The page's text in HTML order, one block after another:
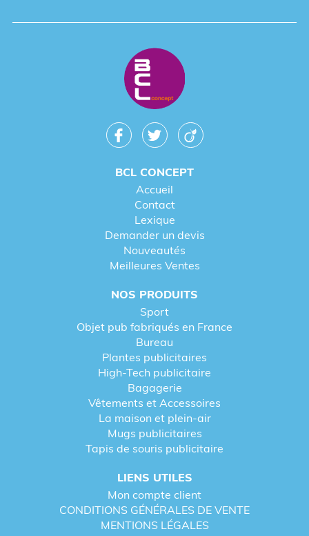
BCL CONCEPT
Accueil
Contact
Lexique
Demander un devis
Nouveautés
Meilleures Ventes
NOS PRODUITS
Sport
Objet pub fabriqués en France
Bureau
Plantes publicitaires
High-Tech publicitaire
Bagagerie
Vêtements et Accessoires
La maison et plein-air
Mugs publicitaires
Tapis de souris publicitaire
LIENS UTILES
Mon compte client
CONDITIONS GÉNÉRALES DE VENTE
MENTIONS LÉGALES